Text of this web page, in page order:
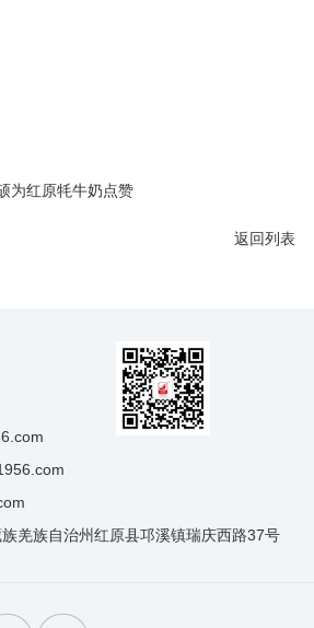
为红原牦牛奶点赞
返回列表
羌族自治州红原县邛溪镇瑞庆西路37号